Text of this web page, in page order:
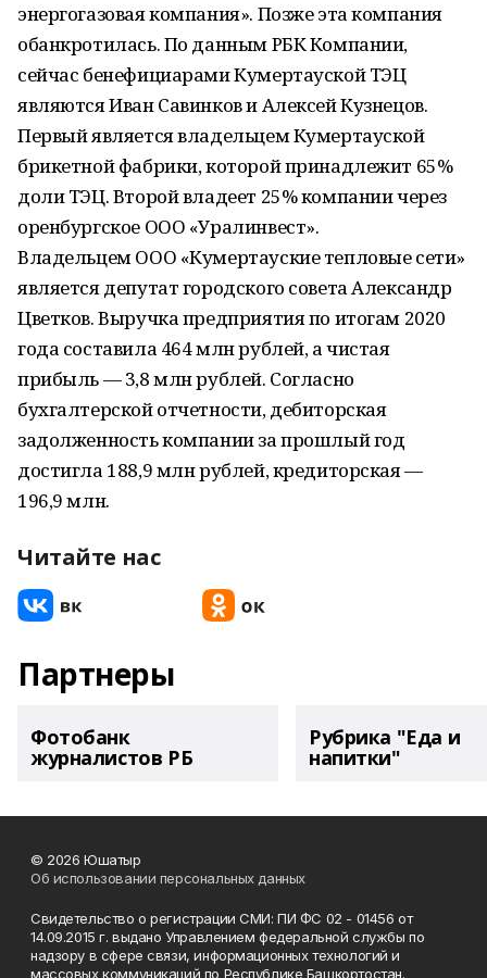
энергогазовая компания». Позже эта компания
обанкротилась. По данным РБК Компании,
сейчас бенефициарами Кумертауской ТЭЦ
являются Иван Савинков и Алексей Кузнецов.
Первый является владельцем Кумертауской
брикетной фабрики, которой принадлежит 65%
доли ТЭЦ. Второй владеет 25% компании через
оренбургское ООО «Уралинвест».
Владельцем ООО «Кумертауские тепловые сети»
является депутат городского совета Александр
Цветков. Выручка предприятия по итогам 2020
года составила 464 млн рублей, а чистая
прибыль — 3,8 млн рублей. Согласно
бухгалтерской отчетности, дебиторская
задолженность компании за прошлый год
достигла 188,9 млн рублей, кредиторская —
196,9 млн.
Читайте нас
Партнеры
Фотобанк
журналистов РБ
Рубрика "Еда и
напитки"
© 2026 Юшатыр
Об использовании персональных данных
Свидетельство о регистрации СМИ: ПИ ФС 02 - 01456 от
14.09.2015 г. выдано Управлением федеральной службы по
надзору в сфере связи, информационных технологий и
массовых коммуникаций по Республике Башкортостан.